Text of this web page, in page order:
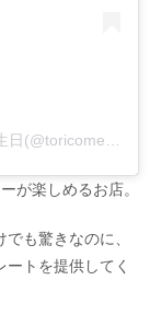
が楽しめるお店。
も驚きなのに、
トを提供してく